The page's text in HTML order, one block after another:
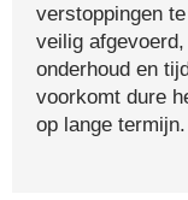
verstoppingen
veilig
onderhoud en
voorkomt dure
op lange termijn.